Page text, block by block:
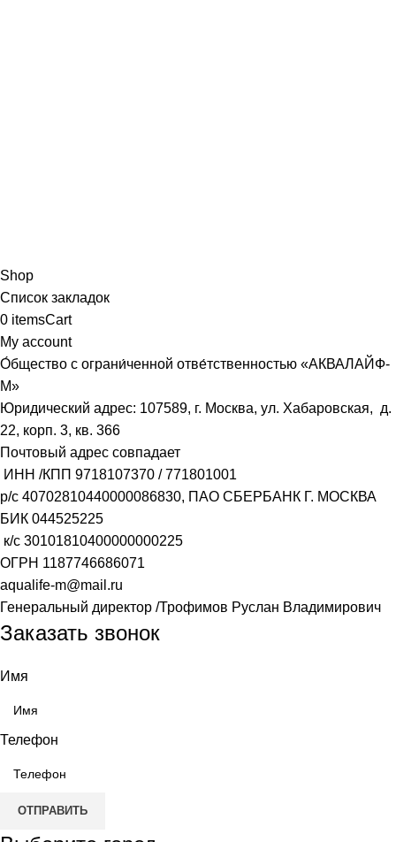
Shop
Список закладок
0 itemsCart
My account
О́бщество с ограни́ченной отве́тственностью «АКВАЛАЙФ-
М»
Юридический адрес: 107589, г. Москва, ул. Хабаровская, д.
22, корп. 3, кв. 366
Почтовый адрес совпадает
ИНН /КПП 9718107370 /771801001
р/с 40702810440000086830, ПАО СБЕРБАНК Г. МОСКВА
БИК 044525225
к/с 30101810400000000225
ОГРН 1187746686071
aqualife-m@mail.ru
Генеральный директор /Трофимов Руслан Владимирович
Заказать звонок
Имя
Телефон
ОТПРАВИТЬ